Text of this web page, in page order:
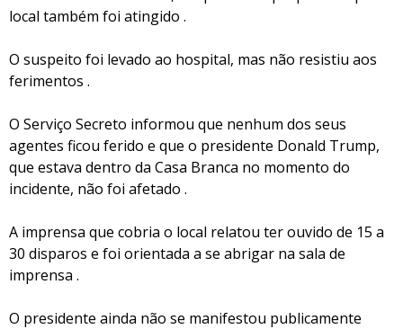
local também foi atingido .
O suspeito foi levado ao hospital, mas não resistiu aos
ferimentos .
O Serviço Secreto informou que nenhum dos seus
agentes ficou ferido e que o presidente Donald Trump,
que estava dentro da Casa Branca no momento do
incidente, não foi afetado .
A imprensa que cobria o local relatou ter ouvido de 15 a
30 disparos e foi orientada a se abrigar na sala de
imprensa .
O presidente ainda não se manifestou publicamente